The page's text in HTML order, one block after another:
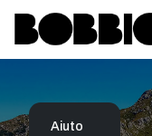
Aiuto